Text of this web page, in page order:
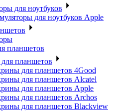
для ноутбуков
для ноутбуков Apple
планшетов
планшетов
для планшетов 4Good
для планшетов Alcatel
для планшетов Apple
для планшетов Archos
для планшетов Blackview